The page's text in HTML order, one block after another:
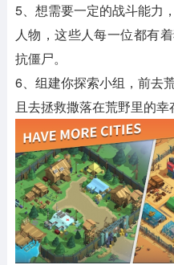
5、想需要一定的战斗能力
人物，这些人每一位都有
抗僵尸。
6、组建你探索小组，前去
且去拯救撒落在荒野里的幸